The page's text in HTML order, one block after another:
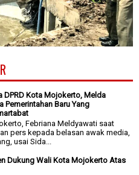
DPRD Kota Mojokerto, Melda
Pemerintahan Baru Yang
Febriana Meldyawati saat
pers kepada belasan awak media,
usai Sida...
Dukung Wali Kota Mojokerto Atas